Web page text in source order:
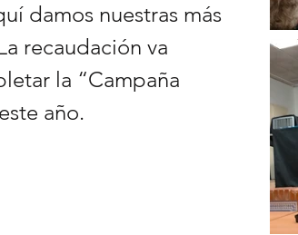
damos nuestras más
recaudación va
la “Campaña
año.